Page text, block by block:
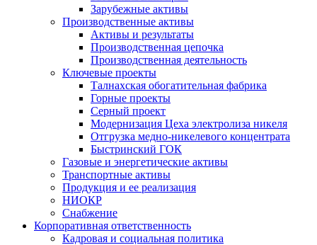
Зарубежные активы
Производственные активы
Активы и результаты
Производственная цепочка
Производственная деятельность
Ключевые проекты
Талнахская обогатительная фабрика
Горные проекты
Серный проект
Модернизация Цеха электролиза никеля
Отгрузка медно-никелевого концентрата
Быстринский ГОК
Газовые и энергетические активы
Транспортные активы
Продукция и ее реализация
НИОКР
Снабжение
Корпоративная ответственность
Кадровая и социальная политика